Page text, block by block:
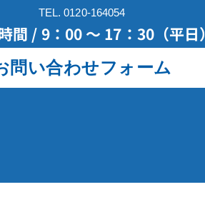
TEL. 0120-164054
間 / 9：00 ～ 17：30（平日）
問い合わせフォーム